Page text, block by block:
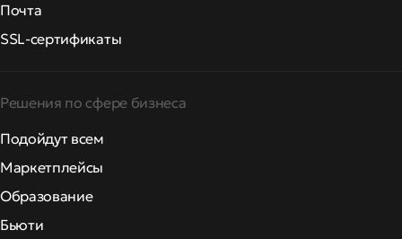
Почта
SSL-сертификаты
Решения по сфере бизнеса
Подойдут всем
Маркетплейсы
Образование
Бьюти